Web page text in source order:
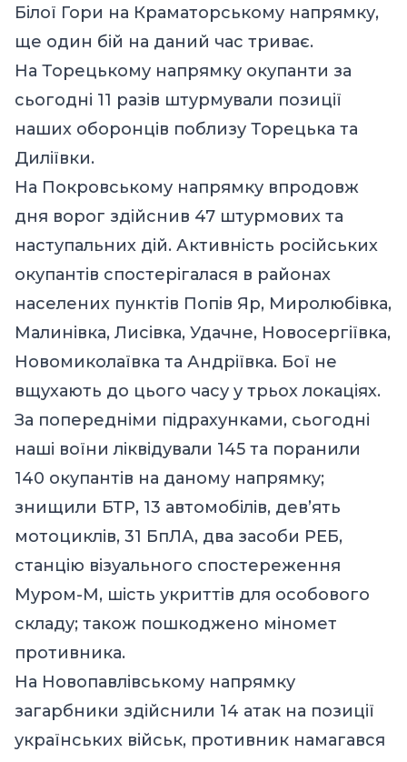
Білої Гори на Краматорському напрямку,
ще один бій на даний час триває.
На Торецькому напрямку окупанти за
сьогодні 11 разів штурмували позиції
наших оборонців поблизу Торецька та
Диліївки.
На Покровському напрямку впродовж
дня ворог здійснив 47 штурмових та
наступальних дій. Активність російських
окупантів спостерігалася в районах
населених пунктів Попів Яр, Миролюбівка,
Малинівка, Лисівка, Удачне, Новосергіївка,
Новомиколаївка та Андріївка. Бої не
вщухають до цього часу у трьох локаціях.
За попередніми підрахунками, сьогодні
наші воїни ліквідували 145 та поранили
140 окупантів на даному напрямку;
знищили БТР, 13 автомобілів, дев’ять
мотоциклів, 31 БпЛА, два засоби РЕБ,
станцію візуального спостереження
Муром-М, шість укриттів для особового
складу; також пошкоджено міномет
противника.
На Новопавлівському напрямку
загарбники здійснили 14 атак на позиції
українських військ, противник намагався